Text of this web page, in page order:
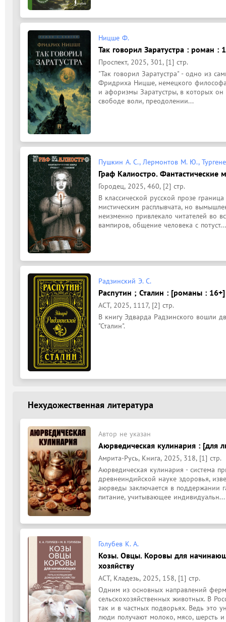
Ницше Ф.
Так говорил Заратустра : роман :
Проспект, 2025, 301, [1] стр.
"Так говорил Заратустра" - одно из
Фридриха Ницше, немецкого
и афоризмы Заратустры, в которых он
свободе воли, преодолении...
Пушкин А. С., Лермонтов М. Ю.,
Граф Калиостро. Фантастические
Городец, 2025, 460, [2] стр.
В классической русской прозе
мистическим расплывчата, но
неизменно привлекало читателей во
вампиров, общение человека с потуст...
Радзинский Э. С.
Распутин ; Сталин : [романы : 16+]
АСТ, 2025, 1117, [2] стр.
В книгу Эдварда Радзинского вошли
"Сталин".
Нехудожественная литература
Автор не указан
Аюрведическая кулинария : [для
Амрита-Русь, Книга, 2025, 318, [1] стр.
Аюрведическая кулинария - система
древнеиндийской науке здоровья,
аюрведы заключается в поддержании
питание, учитывающее индивидуальн...
Голубев К. А.
Козы. Овцы. Коровы для
хозяйству
АСТ, Кладезь, 2025, 158, [1] стр.
Одним из основных направлений
сельскохозяйственных животных. В
так и в частных подворьях. Ведь это
люди получают молоко, мясо, шерсть